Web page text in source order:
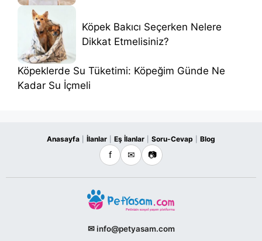
Köpek Bakıcı Seçerken Nelere
Dikkat Etmelisiniz?
Köpeklerde Su Tüketimi: Köpeğim Günde Ne
Kadar Su İçmeli
Anasayfa İlanlar Eş İlanlar Soru-Cevap Blog
f ✉ 📷
✉ info@petyasam.com